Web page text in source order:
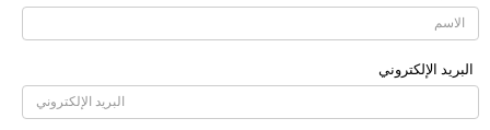
البرید الإلکتروني